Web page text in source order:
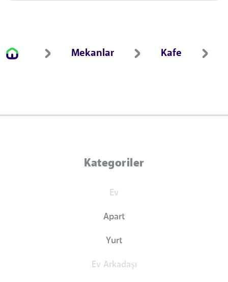
Mekanlar Kafe
Kategoriler
Ev
Apart
Yurt
Ev Arkadaşı